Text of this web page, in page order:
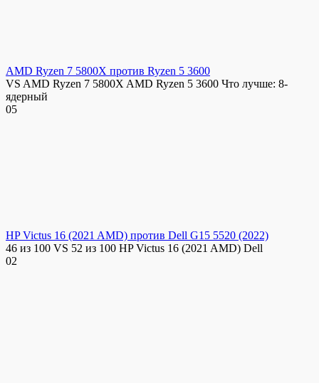
AMD Ryzen 7 5800X против Ryzen 5 3600
VS AMD Ryzen 7 5800X AMD Ryzen 5 3600 Что лучше: 8-
ядерный
05
HP Victus 16 (2021 AMD) против Dell G15 5520 (2022)
46 из 100 VS 52 из 100 HP Victus 16 (2021 AMD) Dell
02